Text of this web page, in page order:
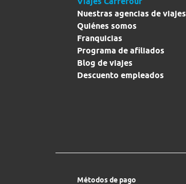
Nuestras agencias de viajes
Quiénes somos
Franquicias
Programa de afiliados
Blog de viajes
Descuento empleados
Métodos de pago